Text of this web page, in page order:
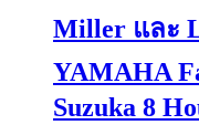
Miller และ
YAMAHA
Suzuka 8